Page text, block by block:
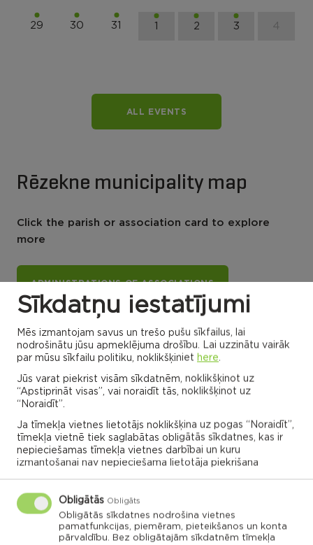
29 30 31 1 2 3 4
ALL EVENTS
Rēzekne municipality map
Click the parish or association card to explore
more
ADMINISTRATIONS OF ASSOCIATIONS
Dricānu apvienības
pārvalde
Nautrēnu apvienības
pārvalde
Naglu civil parish
Rikavas
novads
Kantinieku civil
parish
Sakstagala
parish Ozolmuizas civil
parish
Gaigalavas
pagasts,
novads
Struzanu civil
parish
Dricanu civil
Nautrenu civil
parish
Ilzeskalna civil
Griskanu civil
parish
Sokolku civil
parish
Vilanu civil
parish
Deksares civil
Vilani
Sīkdatņu iestatījumi
Mēs izmantojam savus un trešo pušu sīkfailus, lai
nodrošinātu jūsu apmeklējuma drošību. Lai uzzinātu vairāk
par mūsu sīkfailu politiku, noklikšķiniet here.
Jūs varat piekrist visām sīkdatnēm, noklikšķinot uz
“Apstiprināt visas”, vai noraidīt tās, noklikšķinot uz
“Noraidīt”.
Ja tīmekļa vietnes lietotājs noklikšķina uz pogas “Noraidīt”,
tīmekļa vietnē tiek saglabātas obligātās sīkdatnes, kas ir
nepieciešamas tīmekļa vietnes darbībai un kuru
izmantošanai nav nepieciešama lietotāja piekrišana
Obligātās Obligāts
Obligātās sīkdatnes nodrošina vietnes
pamatfunkcijas, piemēram, pieteikšanos un konta
pārvaldību. Bez obligātajām sīkdatnēm tīmekļa